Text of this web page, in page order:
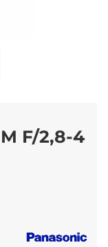
F/2,8-4